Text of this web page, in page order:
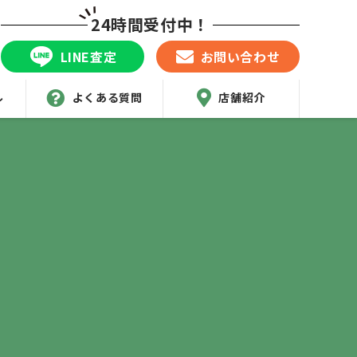
よくある質問 店舗紹介
24時間受付中！
LINE査定 お問い合わせ